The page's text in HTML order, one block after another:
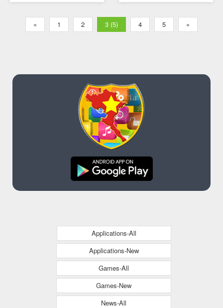
« 1 2 3 (5) 4 5 »
Applications-All
Applications-New
Games-All
Games-New
News-All